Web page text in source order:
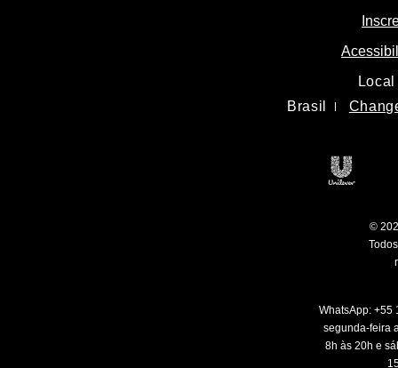
Local
WhatsApp:
segunda-feira
©